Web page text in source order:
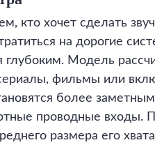
кто хочет сделать
на дорогие
глубоким. Модель
фильмы или
более
проводные входы.
размера его